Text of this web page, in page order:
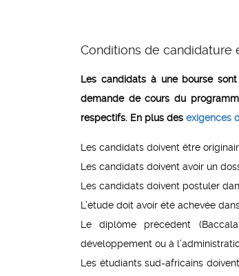
Conditions de candidature
Les candidats à une bourse
demande de cours du
respectifs. En plus des exigences
Les candidats doivent être
Les candidats doivent avoir un
Les candidats doivent postuler
L’étude doit avoir été achevée
Le diplôme précédent
développement ou à
Les étudiants sud-africains